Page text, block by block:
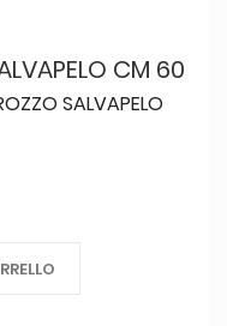
CM 60
SALVAPELO